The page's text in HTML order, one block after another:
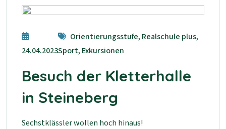
24.04.2023
Orientierungsstufe, Realschule plus,
Sport, Exkursionen
Besuch der Kletterhalle
in Steineberg
Sechstklässler wollen hoch hinaus!